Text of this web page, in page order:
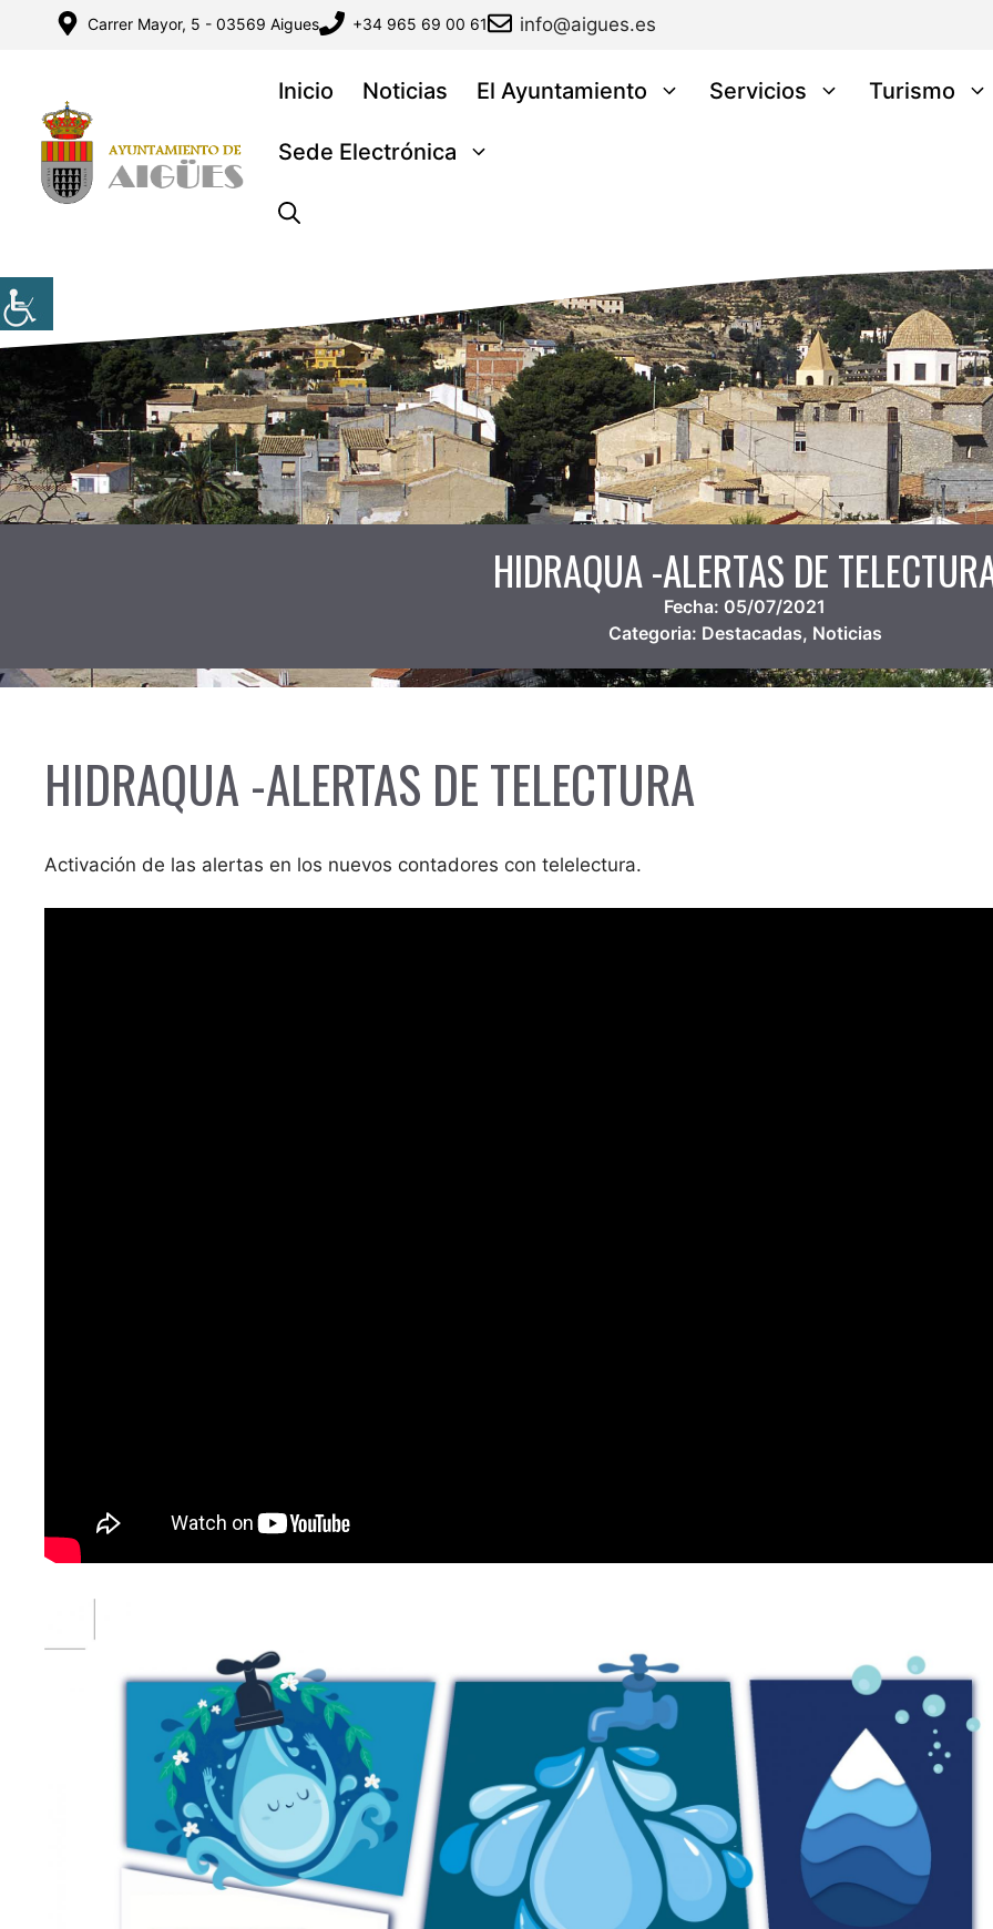
Carrer Mayor, 5 - 03569 Aigues +34 965 69 00 61 info@aigues.es
Inicio Noticias El Ayuntamiento Servicios Turismo
Sede Electrónica
HIDRAQUA -ALERTAS DE
Fecha: 05/07/2021
Categoria: Destacadas, Noticias
HIDRAQUA -ALERTAS DE TELECTURA
Activación de las alertas en los nuevos contadores con telelectura.